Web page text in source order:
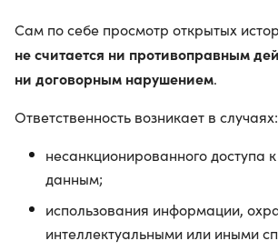
Сам по себе просмотр открытых
не считается ни противоправным
ни договорным нарушением.
Ответственность возникает в случаях:
несанкционированного доступа
данным;
использования информации,
интеллектуальными или иными